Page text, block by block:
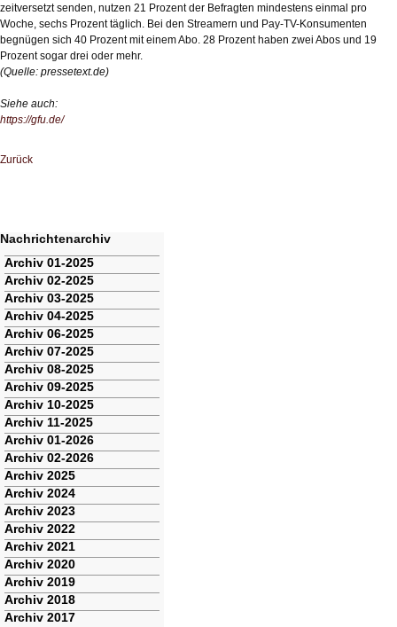
zeitversetzt senden, nutzen 21 Prozent der Befragten mindestens einmal pro
Woche, sechs Prozent täglich. Bei den Streamern und Pay-TV-Konsumenten
begnügen sich 40 Prozent mit einem Abo. 28 Prozent haben zwei Abos und 19
Prozent sogar drei oder mehr.
(Quelle: pressetext.de)
Siehe auch:
https://gfu.de/
Zurück
Nachrichtenarchiv
Navigation
überspringen
Archiv 01-2025
Archiv 02-2025
Archiv 03-2025
Archiv 04-2025
Archiv 06-2025
Archiv 07-2025
Archiv 08-2025
Archiv 09-2025
Archiv 10-2025
Archiv 11-2025
Archiv 01-2026
Archiv 02-2026
Archiv 2025
Archiv 2024
Archiv 2023
Archiv 2022
Archiv 2021
Archiv 2020
Archiv 2019
Archiv 2018
Archiv 2017